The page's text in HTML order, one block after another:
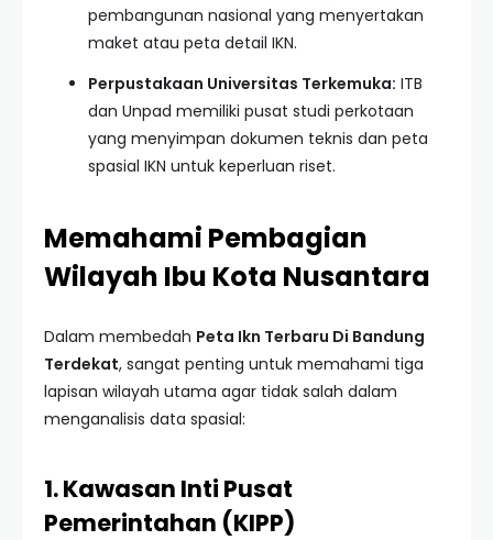
pembangunan nasional yang menyertakan
maket atau peta detail IKN.
Perpustakaan Universitas Terkemuka: ITB
dan Unpad memiliki pusat studi perkotaan
yang menyimpan dokumen teknis dan peta
spasial IKN untuk keperluan riset.
Memahami Pembagian
Wilayah Ibu Kota Nusantara
Dalam membedah Peta Ikn Terbaru Di Bandung
Terdekat, sangat penting untuk memahami tiga
lapisan wilayah utama agar tidak salah dalam
menganalisis data spasial:
1. Kawasan Inti Pusat
Pemerintahan (KIPP)